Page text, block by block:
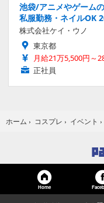
池袋/アニメやゲーム
私服勤務・ネイルOK
株式会社ケイ・ウノ
東京都
月給21万5,500円～
正社員
ホーム › コスプレ › イベント ›
Home